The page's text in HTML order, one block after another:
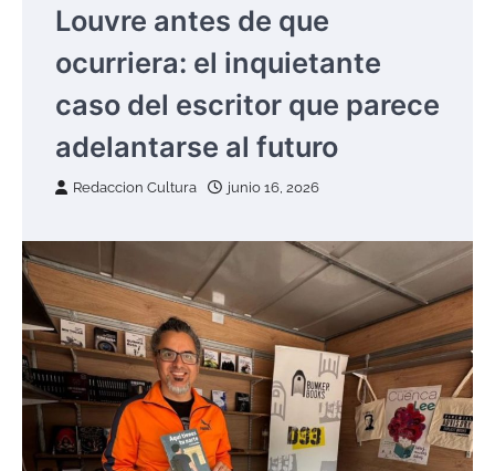
Louvre antes de que
ocurriera: el inquietante
caso del escritor que parece
adelantarse al futuro
Redaccion Cultura junio 16, 2026